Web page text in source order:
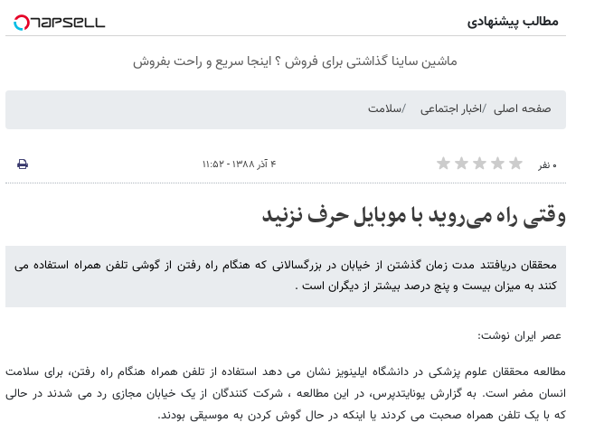
مطالب پیشنهادی
ماشین ساینا گذاشتی برای فروش ؟ اینجا سریع و راحت بفروش
صفحه اصلی اخبار اجتماعی سلامت
۰ نفر ۴ آذر ۱۳۸۸ - ۱۱:۵۲
وقتی راه می‌روید با موبایل حرف نزنید
محققان دریافتند مدت زمان گذشتن از خیابان در بزرگسالانی که هنگام راه رفتن از گوشی تلفن همراه استفاده می
کنند به میزان بیست و پنج درصد بیشتر از دیگران است .
عصر ایران نوشت:
مطالعه محققان علوم پزشکی در دانشگاه ایلینویز نشان می دهد استفاده از تلفن همراه هنگام راه رفتن، برای سلامت
انسان مضر است. به گزارش یونایتدپرس، در این مطالعه ، شرکت کنندگان از یک خیابان مجازی رد می شدند در حالی
که با یک تلفن همراه صحبت می کردند یا اینکه در حال گوش کردن به موسیقی بودند.